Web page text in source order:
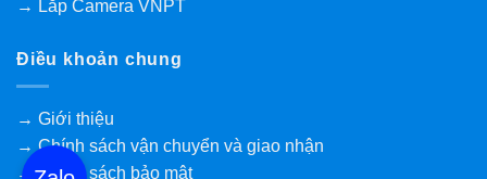
→ Lắp Camera VNPT
Điều khoản chung
→ Giới thiệu
→ Chính sách vận chuyển và giao nhận
→ Chính sách bảo mật